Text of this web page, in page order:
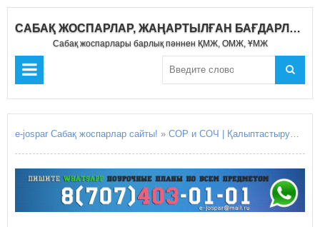
САБАҚ ЖОСПАРЛАР, ЖАҢАРТЫЛҒАН БАҒДАРЛАМА 2020-2021
Сабақ жоспарлары барлық пәннен ҚМЖ, ОМЖ, ҰМЖ
e-jospar Сабақ жоспарлар сайты! » СОР и СОЧ | Қалыптастырушы бағалау Жиынтық бағалау